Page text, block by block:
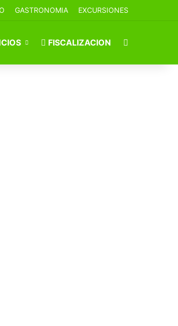
GASTRONOMIA EXCURSIONES
FISCALIZACION